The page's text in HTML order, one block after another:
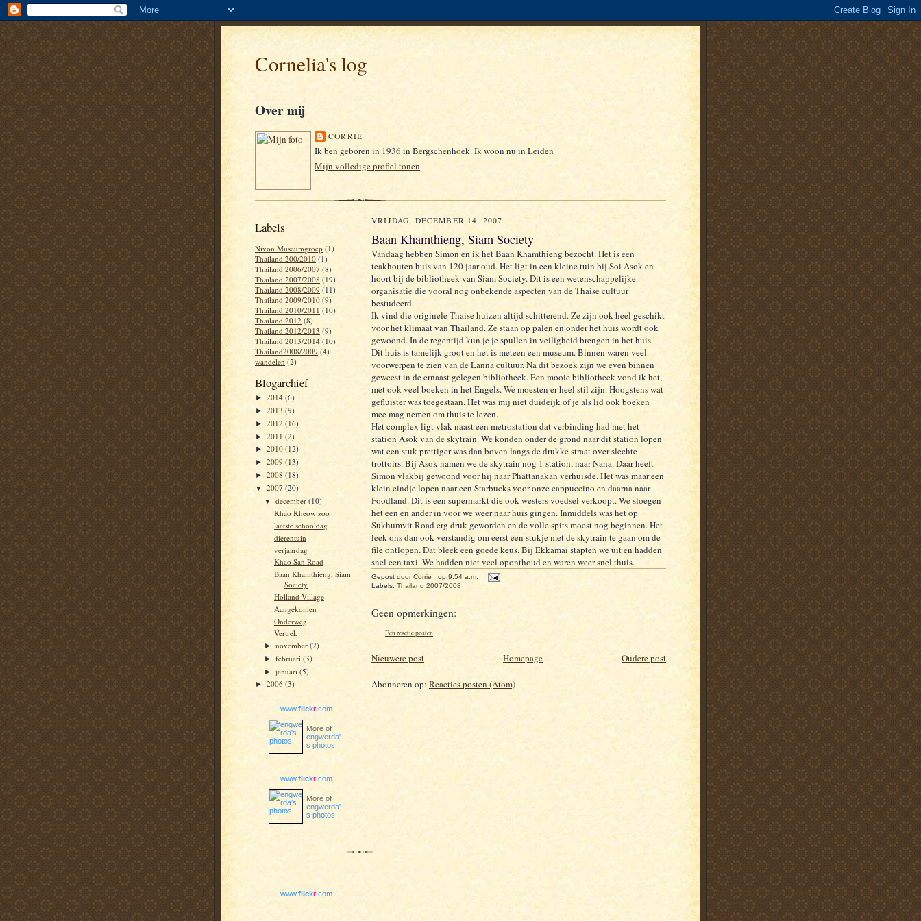
Cornelia's log
Over mij
CORRIE
Ik ben geboren in 1936 in Bergschenhoek. Ik woon nu in Leiden
Mijn volledige profiel tonen
Labels
Nivon Museumgroep (1)
Thailand 200/2010 (1)
Thailand 2006/2007 (8)
Thailand 2007/2008 (19)
Thailand 2008/2009 (11)
Thailand 2009/2010 (9)
Thailand 2010/2011 (10)
Thailand 2012 (8)
Thailand 2012/2013 (9)
Thailand 2013/2014 (10)
Thailand2008/2009 (4)
wandelen (2)
Blogarchief
► 2014 (6)
► 2013 (9)
► 2012 (16)
► 2011 (2)
► 2010 (12)
► 2009 (13)
► 2008 (18)
▼ 2007 (20)
▼december(10)
Khao Kheow zoo
laatste schooldag
dierentuin
verjaardag
Khao San Road
Baan Khamthieng, Siam
Society
Holland Village
Aangekomen
Onderweg
Vertrek
►november(2)
►februari(3)
►januari(5)
► 2006 (3)
www.flickr.com
More of
engwerda'
s photos
www.flickr.com
More of
engwerda'
s photos
VRIJDAG, DECEMBER 14, 2007
Baan Khamthieng, Siam Society
Vandaag hebben Simon en ik het Baan Khamthieng bezocht. Het is een
teakhouten huis van 120 jaar oud. Het ligt in een kleine tuin bij Soi Asok en
hoort bij de bibliotheek van Siam Society. Dit is een wetenschappelijke
organisatie die vooral nog onbekende aspecten van de Thaise cultuur
bestudeerd.
Ik vind die originele Thaise huizen altijd schitterend. Ze zijn ook heel geschikt
voor het klimaat van Thailand. Ze staan op palen en onder het huis wordt ook
gewoond. In de regentijd kun je je spullen in veiligheid brengen in het huis.
Dit huis is tamelijk groot en het is meteen een museum. Binnen waren veel
voorwerpen te zien van de Lanna cultuur. Na dit bezoek zijn we even binnen
geweest in de ernaast gelegen bibliotheek. Een mooie bibliotheek vond ik het,
met ook veel boeken in het Engels. We moesten er heel stil zijn. Hoogstens wat
gefluister was toegestaan. Het was mij niet duideijk of je als lid ook boeken
mee mag nemen om thuis te lezen.
Het complex ligt vlak naast een metrostation dat verbinding had met het
station Asok van de skytrain. We konden onder de grond naar dit station lopen
wat een stuk prettiger was dan boven langs de drukke straat over slechte
trottoirs. Bij Asok namen we de skytrain nog 1 station, naar Nana. Daar heeft
Simon vlakbij gewoond voor hij naar Phattanakan verhuisde. Het was maar een
klein eindje lopen naar een Starbucks voor onze cappuccino en daarna naar
Foodland. Dit is een supermarkt die ook westers voedsel verkoopt. We sloegen
het een en ander in voor we weer naar huis gingen. Inmiddels was het op
Sukhumvit Road erg druk geworden en de volle spits moest nog beginnen. Het
leek ons dan ook verstandig om eerst een stukje met de skytrain te gaan om de
file ontlopen. Dat bleek een goede keus. Bij Ekkamai stapten we uit en hadden
snel een taxi. We hadden niet veel oponthoud en waren weer snel thuis.
Gepost doorCorrie op 9:54 a.m.
Labels: Thailand 2007/2008
Geen opmerkingen:
Een reactie posten
Nieuwere post Oudere post
Homepage
Abonneren op: Reacties posten (Atom)
www.flickr.com